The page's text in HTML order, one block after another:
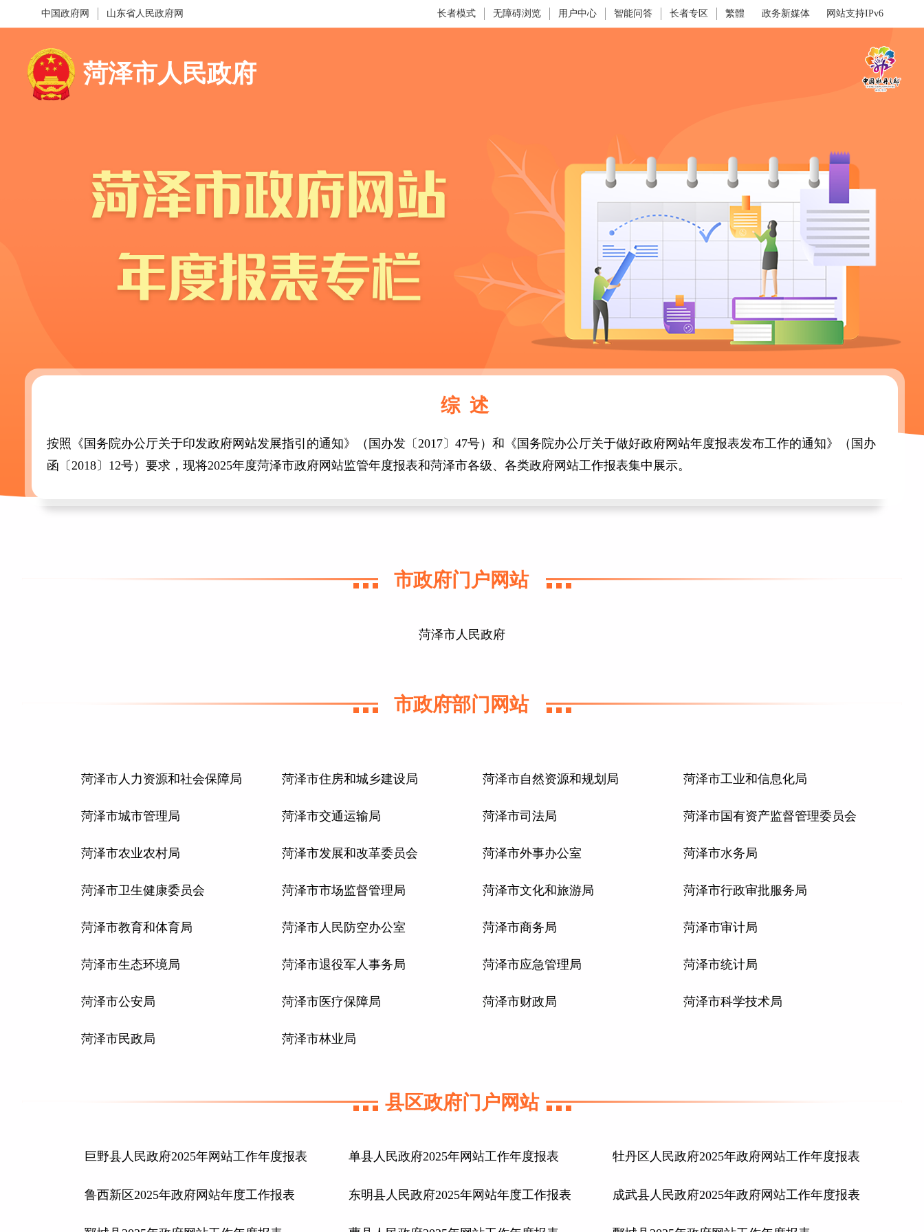
中国政府网 山东省人民政府网 长者模式 无障碍浏览 用户中心 智能问答 长者专区 繁體 政务新媒体 网站支持IPv6
菏泽市人民政府
综 述
按照《国务院办公厅关于印发政府网站发展指引的通知》（国办发〔2017〕47号）和《国务院办公厅关于做好政府网站年度报表发布工作的通知》（国办
函〔2018〕12号）要求，现将2025年度菏泽市政府网站监管年度报表和菏泽市各级、各类政府网站工作报表集中展示。
市政府门户网站
菏泽市人民政府
市政府部门网站
菏泽市人力资源和社会保障局 菏泽市住房和城乡建设局 菏泽市自然资源和规划局 菏泽市工业和信息化局
菏泽市城市管理局 菏泽市交通运输局 菏泽市司法局 菏泽市国有资产监督管理委员会
菏泽市农业农村局 菏泽市发展和改革委员会 菏泽市外事办公室 菏泽市水务局
菏泽市卫生健康委员会 菏泽市市场监督管理局 菏泽市文化和旅游局 菏泽市行政审批服务局
菏泽市教育和体育局 菏泽市人民防空办公室 菏泽市商务局 菏泽市审计局
菏泽市生态环境局 菏泽市退役军人事务局 菏泽市应急管理局 菏泽市统计局
菏泽市公安局 菏泽市医疗保障局 菏泽市财政局 菏泽市科学技术局
菏泽市民政局 菏泽市林业局
县区政府门户网站
巨野县人民政府2025年网站工作年度报表 单县人民政府2025年网站工作年度报表 牡丹区人民政府2025年政府网站工作年度报表
鲁西新区2025年政府网站年度工作报表 东明县人民政府2025年网站年度工作报表 成武县人民政府2025年政府网站工作年度报表